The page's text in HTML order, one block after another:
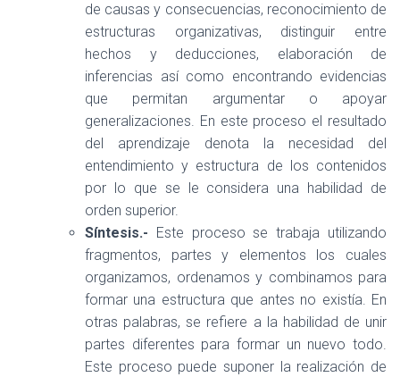
de causas y consecuencias, reconocimiento de
estructuras organizativas, distinguir entre
hechos y deducciones, elaboración de
inferencias así como encontrando evidencias
que permitan argumentar o apoyar
generalizaciones. En este proceso el resultado
del aprendizaje denota la necesidad del
entendimiento y estructura de los contenidos
por lo que se le considera una habilidad de
orden superior.
Síntesis.- Este proceso se trabaja utilizando
fragmentos, partes y elementos los cuales
organizamos, ordenamos y combinamos para
formar una estructura que antes no existía. En
otras palabras, se refiere a la habilidad de unir
partes diferentes para formar un nuevo todo.
Este proceso puede suponer la realización de